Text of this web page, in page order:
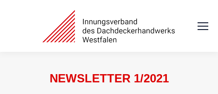
NEWSLETTER 1/2021